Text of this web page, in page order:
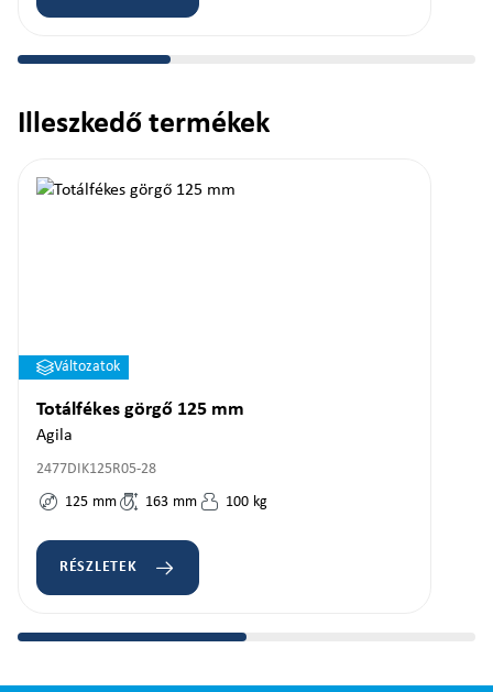
Termékgaléria kihagyása
Illeszkedő termékek
Változatok
Totálfékes görgő 125 mm
Agila
2477DIK125R05-28
125 mm 163 mm 100 kg
RÉSZLETEK